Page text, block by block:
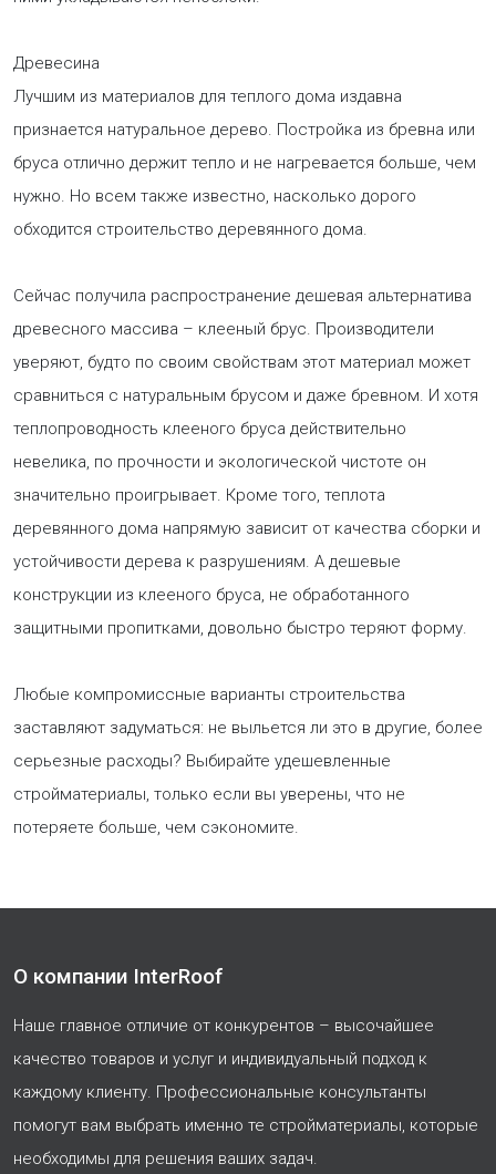
Древесина
Лучшим из материалов для теплого дома издавна
признается натуральное дерево. Постройка из бревна или
бруса отлично держит тепло и не нагревается больше, чем
нужно. Но всем также известно, насколько дорого
обходится строительство деревянного дома.
Сейчас получила распространение дешевая альтернатива
древесного массива – клееный брус. Производители
уверяют, будто по своим свойствам этот материал может
сравниться с натуральным брусом и даже бревном. И хотя
теплопроводность клееного бруса действительно
невелика, по прочности и экологической чистоте он
значительно проигрывает. Кроме того, теплота
деревянного дома напрямую зависит от качества сборки и
устойчивости дерева к разрушениям. А дешевые
конструкции из клееного бруса, не обработанного
защитными пропитками, довольно быстро теряют форму.
Любые компромиссные варианты строительства
заставляют задуматься: не выльется ли это в другие, более
серьезные расходы? Выбирайте удешевленные
стройматериалы, только если вы уверены, что не
потеряете больше, чем сэкономите.
О компании InterRoof
Наше главное отличие от конкурентов – высочайшее
качество товаров и услуг и индивидуальный подход к
каждому клиенту. Профессиональные консультанты
помогут вам выбрать именно те стройматериалы, которые
необходимы для решения ваших задач.